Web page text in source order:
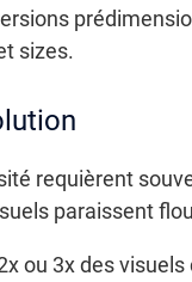
sizes.
requièrent
paraissent
ou 3x des